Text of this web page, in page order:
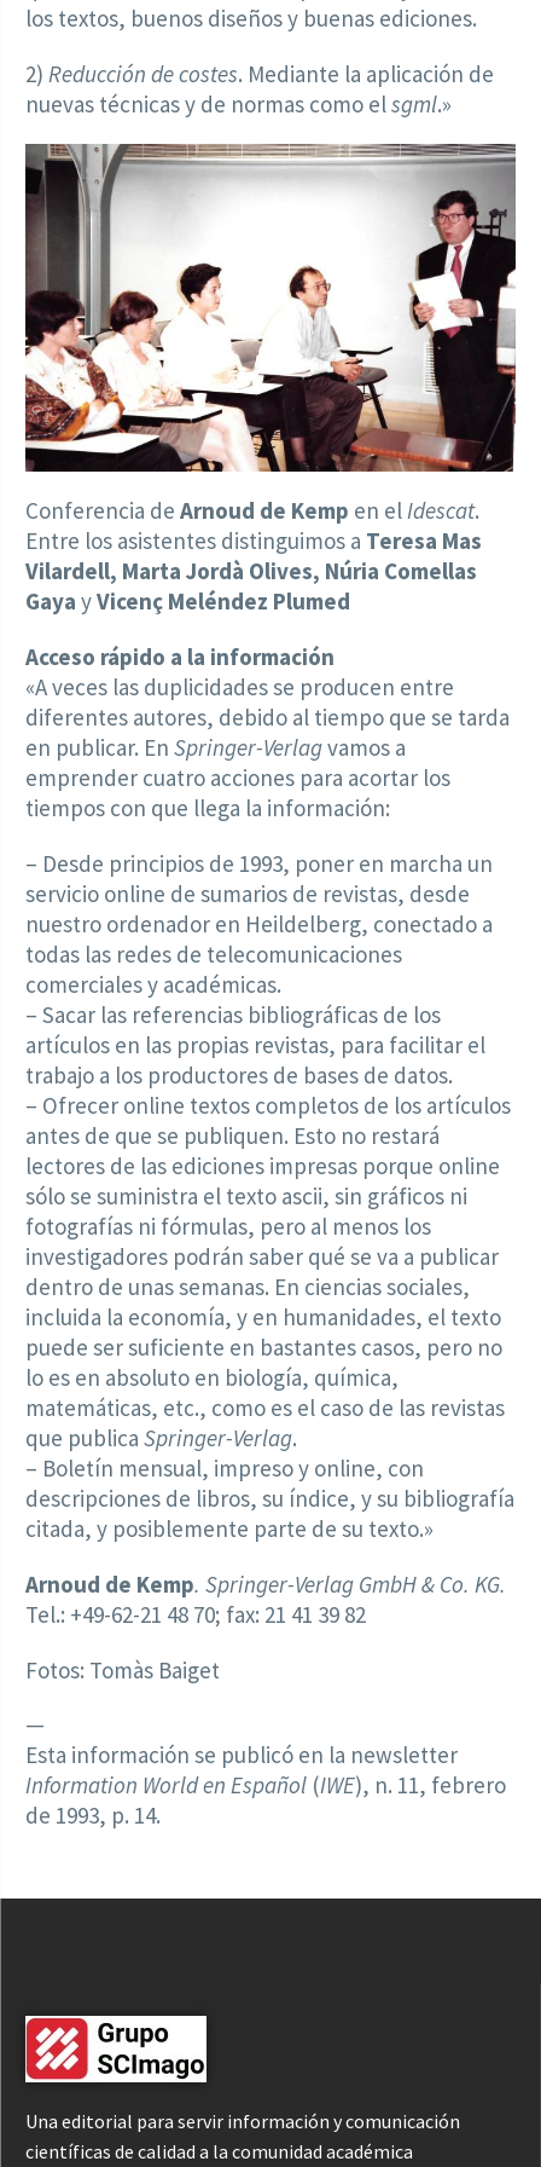
los textos, buenos diseños y buenas ediciones.
2) Reducción de costes. Mediante la aplicación de
nuevas técnicas y de normas como elsgml.»
Conferencia de Arnoud de Kemp en elIdescat.
Entre los asistentes distinguimos a Teresa Mas
Vilardell, Marta Jordà Olives, Núria Comellas
Gaya yVicenç Meléndez Plumed
Acceso rápido a la información
«A veces las duplicidades se producen entre
diferentes autores, debido al tiempo que se tarda
en publicar. En Springer-Verlagvamos a
emprender cuatro acciones para acortar los
tiempos con que llega la información:
– Desde principios de 1993, poner en marcha un
servicio online de sumarios de revistas, desde
nuestro ordenador en Heildelberg, conectado a
todas las redes de telecomunicaciones
comerciales y académicas.
– Sacar las referencias bibliográficas de los
artículos en las propias revistas, para facilitar el
trabajo a los productores de bases de datos.
– Ofrecer online textos completos de los artículos
antes de que se publiquen. Esto no restará
lectores de las ediciones impresas porque online
sólo se suministra el texto ascii, sin gráficos ni
fotografías ni fórmulas, pero al menos los
investigadores podrán saber qué se va a publicar
dentro de unas semanas. En ciencias sociales,
incluida la economía, y en humanidades, el texto
puede ser suficiente en bastantes casos, pero no
lo es en absoluto en biología, química,
matemáticas, etc., como es el caso de las revistas
que publica Springer-Verlag.
– Boletín mensual, impreso y online, con
descripciones de libros, su índice, y su bibliografía
citada, y posiblemente parte de su texto.»
Arnoud de Kemp. Springer-Verlag GmbH & Co. KG.
Tel.: +49-62-21 48 70; fax: 21 41 39 82
Fotos: Tomàs Baiget
—
Esta información se publicó en la newsletter
Information World en Español (IWE), n. 11, febrero
de 1993, p. 14.
Una editorial para servir información y comunicación
científicas de calidad a la comunidad académica